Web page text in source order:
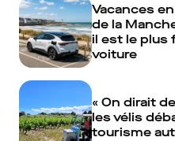
Vacances
de la
il est le plus
voiture
« On dirait
les vélis
tourisme